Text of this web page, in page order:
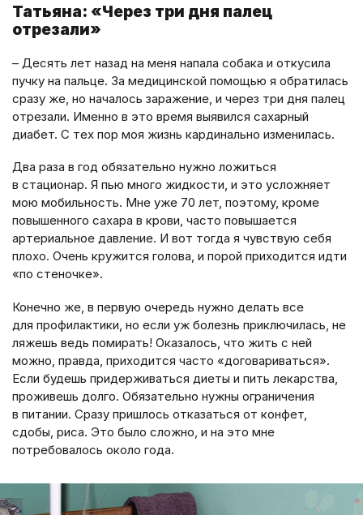
Татьяна: «Через три дня палец
отрезали»
– Десять лет назад на меня напала собака и откусила
пучку на пальце. За медицинской помощью я обратилась
сразу же, но началось заражение, и через три дня палец
отрезали. Именно в это время выявился сахарный
диабет. С тех пор моя жизнь кардинально изменилась.
Два раза в год обязательно нужно ложиться
в стационар. Я пью много жидкости, и это усложняет
мою мобильность. Мне уже 70 лет, поэтому, кроме
повышенного сахара в крови, часто повышается
артериальное давление. И вот тогда я чувствую себя
плохо. Очень кружится голова, и порой приходится идти
«по стеночке».
Конечно же, в первую очередь нужно делать все
для профилактики, но если уж болезнь приключилась, не
ляжешь ведь помирать! Оказалось, что жить с ней
можно, правда, приходится часто «договариваться».
Если будешь придерживаться диеты и пить лекарства,
проживешь долго. Обязательно нужны ограничения
в питании. Сразу пришлось отказаться от конфет,
сдобы, риса. Это было сложно, и на это мне
потребовалось около года.